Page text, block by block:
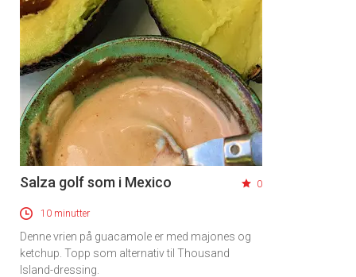
Salza golf som i Mexico 0
10 minutter
Denne vrien på guacamole er med majones og
ketchup. Topp som alternativ til Thousand
Island-dressing.